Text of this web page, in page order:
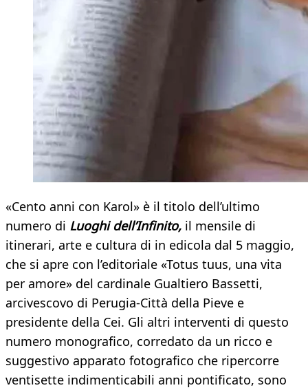
«Cento anni con Karol» è il titolo dell’ultimo
numero di Luoghi dell’Infinito, il mensile di
itinerari, arte e cultura di in edicola dal 5 maggio,
che si apre con l’editoriale «Totus tuus, una vita
per amore» del cardinale Gualtiero Bassetti,
arcivescovo di Perugia-Città della Pieve e
presidente della Cei. Gli altri interventi di questo
numero monografico, corredato da un ricco e
suggestivo apparato fotografico che ripercorre
ventisette indimenticabili anni pontificato, sono